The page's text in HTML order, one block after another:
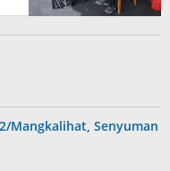
Mangkalihat, Senyuman